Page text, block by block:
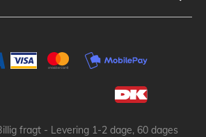
fragt - Levering 1-2 dage, 60 dages